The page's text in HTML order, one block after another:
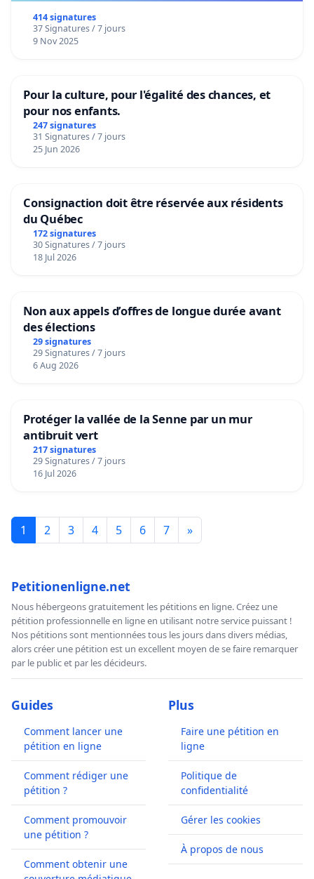
414 signatures
37 Signatures / 7 jours
9 Nov 2025
Pour la culture, pour l'égalité des chances, et
pour nos enfants.
247 signatures
31 Signatures / 7 jours
25 Jun 2026
Consignaction doit être réservée aux résidents
du Québec
172 signatures
30 Signatures / 7 jours
18 Jul 2026
Non aux appels d’offres de longue durée avant
des élections
29 signatures
29 Signatures / 7 jours
6 Aug 2026
Protéger la vallée de la Senne par un mur
antibruit vert
217 signatures
29 Signatures / 7 jours
16 Jul 2026
1 2 3 4 5 6 7 »
Petitionenligne.net
Nous hébergeons gratuitement les pétitions en ligne. Créez une
pétition professionnelle en ligne en utilisant notre service puissant !
Nos pétitions sont mentionnées tous les jours dans divers médias,
alors créer une pétition est un excellent moyen de se faire remarquer
par le public et par les décideurs.
Guides
Comment lancer une
pétition en ligne
Comment rédiger une
pétition ?
Comment promouvoir
une pétition ?
Comment obtenir une
Plus
Faire une pétition en
ligne
Politique de
confidentialité
Gérer les cookies
À propos de nous